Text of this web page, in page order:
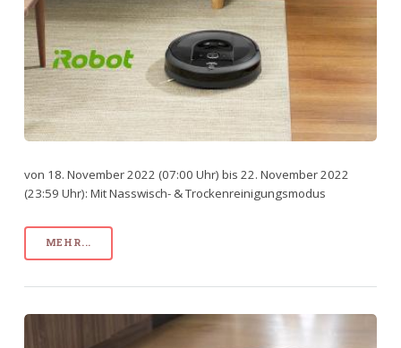
von 18. November 2022 (07:00 Uhr) bis 22. November 2022
(23:59 Uhr): Mit Nasswisch- & Trockenreinigungsmodus
MEHR...